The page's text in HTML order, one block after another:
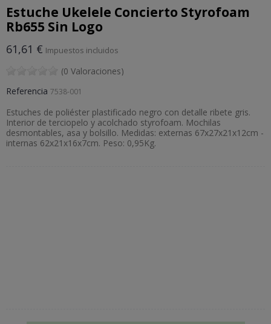
Estuche Ukelele Concierto Styrofoam
Rb655 Sin Logo
61,61 € Impuestos incluidos
(0 Valoraciones)
Referencia 7538-001
Estuches de poliéster plastificado negro con detalle ribete gris.
Interior de terciopelo y acolchado styrofoam. Mochilas
desmontables, asa y bolsillo. Medidas: externas 67x27x21x12cm -
internas 62x21x16x7cm. Peso: 0,95Kg.